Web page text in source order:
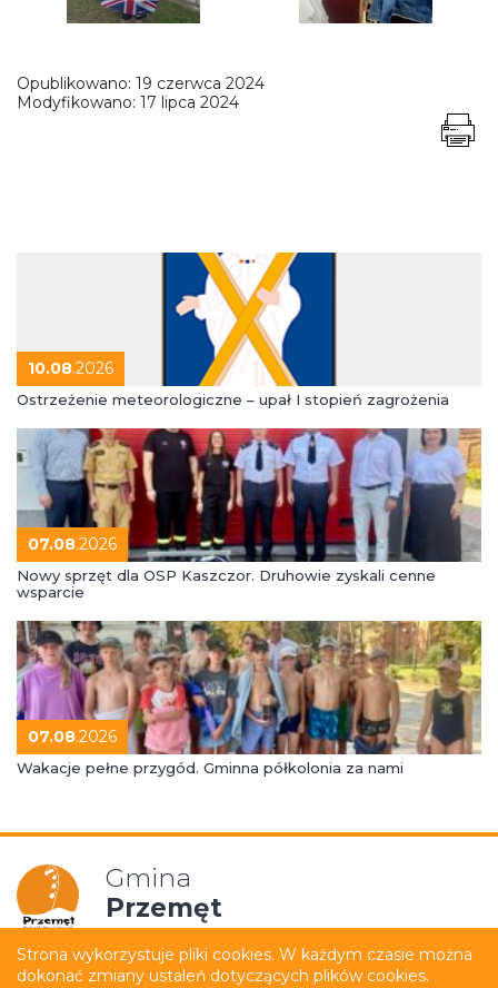
Opublikowano: 19 czerwca 2024
Modyfikowano: 17 lipca 2024
10.08.2026
Ostrzeżenie meteorologiczne – upał I stopień zagrożenia
07.08.2026
Nowy sprzęt dla OSP Kaszczor. Druhowie zyskali cenne
wsparcie
07.08.2026
Wakacje pełne przygód. Gminna półkolonia za nami
Gmina
Przemęt
Mapa strony Polityka prywatności
Strona wykorzystuje pliki cookies. W każdym czasie można
dokonać zmiany ustaleń dotyczących plików cookies.